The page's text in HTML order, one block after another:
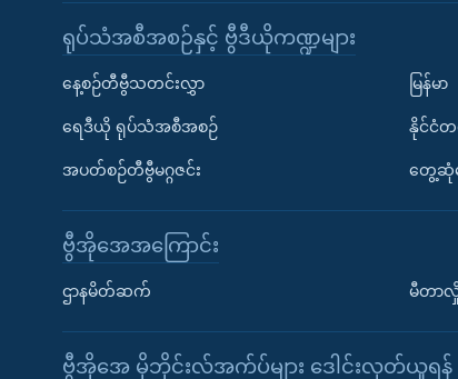
Learning English
ရုပ်သံအစီအစဉ်နှင့် ဗွီဒီယိုကဏ္ဍများ
နေ့စဉ်တီဗွီသတင်းလွှာ
ရေဒီယို ရုပ်သံအစီအစဉ်
အပတ်စဉ်တီဗွီမဂ္ဂဇင်း
မြန်မာ
နိုင်ငံ
တွေ့ဆုံမ
ဗွီအိုအေအကြောင်း
ဌာနမိတ်ဆက် မီတာလှို
ဗွီအိုအေ မိုဘိုင်းလ်အက်ပ်များ ဒေါင်းလုတ်ယူရန်